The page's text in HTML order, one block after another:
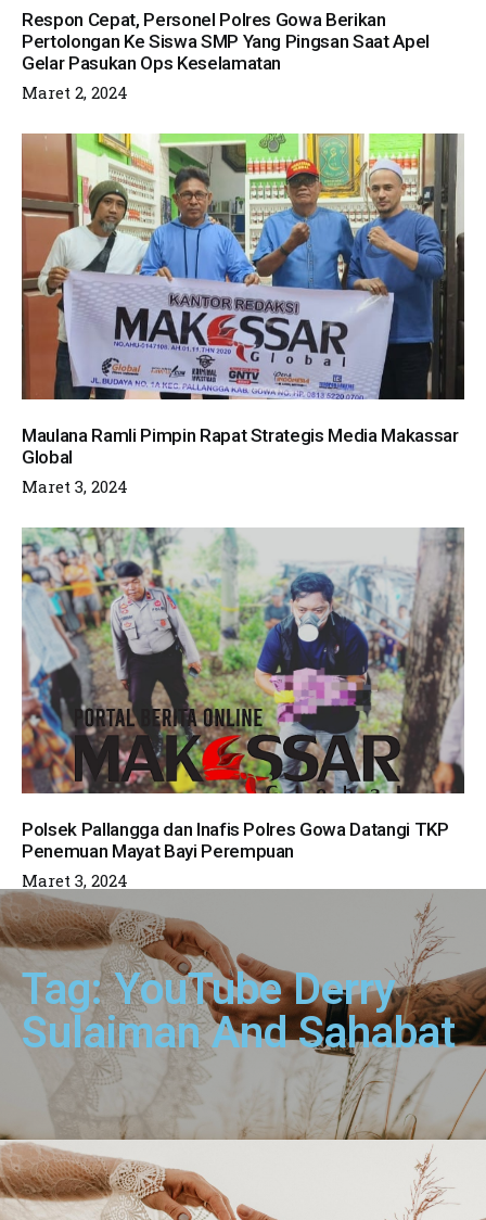
Respon Cepat, Personel Polres Gowa Berikan
Pertolongan Ke Siswa SMP Yang Pingsan Saat Apel
Gelar Pasukan Ops Keselamatan
Maret 2, 2024
Maulana Ramli Pimpin Rapat Strategis Media Makassar
Global
Maret 3, 2024
Polsek Pallangga dan Inafis Polres Gowa Datangi TKP
Penemuan Mayat Bayi Perempuan
Maret 3, 2024
Tag: YouTube Derry
Sulaiman And Sahabat